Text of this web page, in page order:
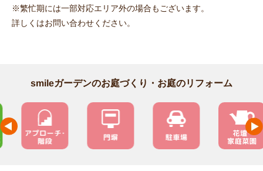
※繁忙期には一部対応エリア外の場合もございます。
詳しくはお問い合わせください。
smileガーデンのお庭づくり・お庭のリフォーム